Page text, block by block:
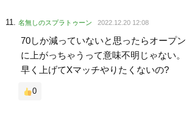
名無しのスプラトゥーン 2022.12.20 12:08
70しか減っていないと思ったらオープ
に上がっちゃうって意味不明じゃない。
早く上げてXマッチやりたくないの?
0